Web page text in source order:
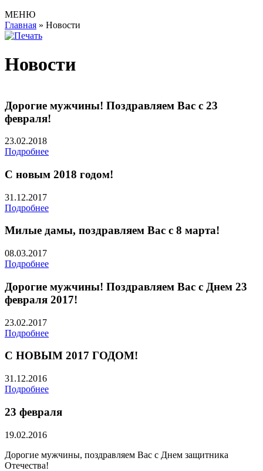
МЕНЮ
Главная » Новости
Новости
Дорогие мужчины! Поздравляем Вас с 23
февраля!
23.02.2018
Подробнее
С новым 2018 годом!
31.12.2017
Подробнее
Милые дамы, поздравляем Вас с 8 марта!
08.03.2017
Подробнее
Дорогие мужчины! Поздравляем Вас с Днем 23
февраля 2017!
23.02.2017
Подробнее
С НОВЫМ 2017 ГОДОМ!
31.12.2016
Подробнее
23 февраля
19.02.2016
Дорогие мужчины, поздравляем Вас с Днем защитника
Отечества!